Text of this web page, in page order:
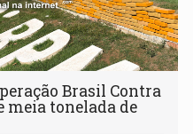
Brasil Contra
meia tonelada de